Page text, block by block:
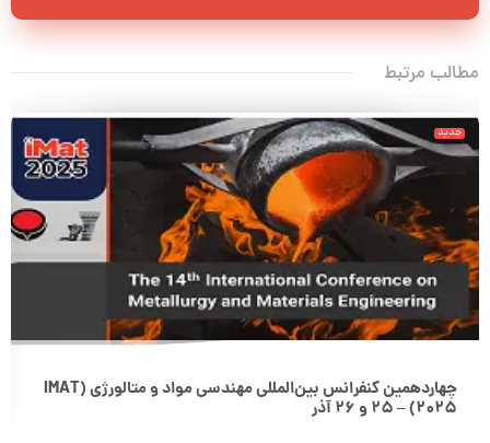
مطالب مرتبط
جدید
چهاردهمین کنفرانس بین‌المللی مهندسی مواد و متالورژی (IMAT
2025) – 25 و 26 آذر